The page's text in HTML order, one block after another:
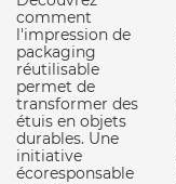
comment
l'impression de
packaging
réutilisable
permet de
transformer des
étuis en objets
durables. Une
initiative
écoresponsable